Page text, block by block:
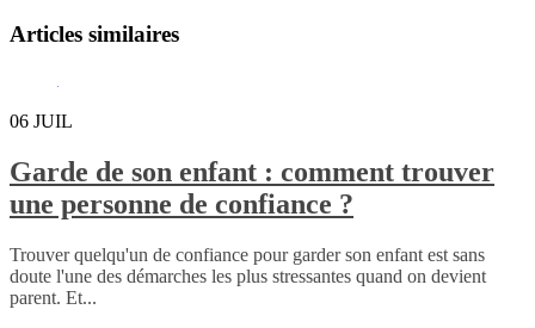
Articles similaires
06 JUIL
Garde de son enfant : comment trouver
une personne de confiance ?
Trouver quelqu'un de confiance pour garder son enfant est sans
doute l'une des démarches les plus stressantes quand on devient
parent. Et...